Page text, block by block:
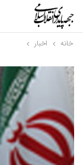
خانه اخبار